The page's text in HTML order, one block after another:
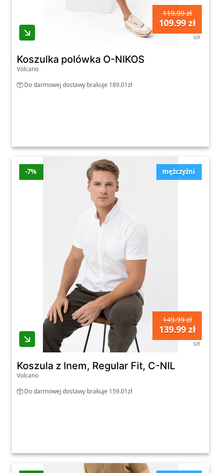
119.99 zł
109.99 zł
szt
Koszulka polówka O-NIKOS
Volcano
Do darmowej dostawy brakuje 189.01zł
mężczyźni
-7%
149.99 zł
139.99 zł
szt
Koszula z lnem, Regular Fit, C-NIL
Volcano
Do darmowej dostawy brakuje 159.01zł